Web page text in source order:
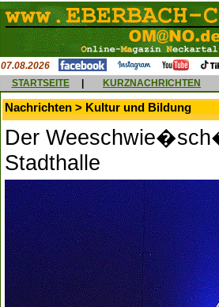
07.08.2026
STARTSEITE
KURZNACHRICHTEN
Nachrichten > Kultur und Bildung
Der
Stadthalle